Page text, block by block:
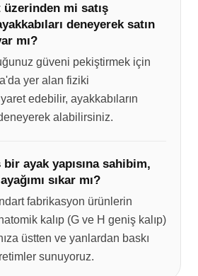
mi satış
deneyerek satın
mı?
güveni pekiştirmek için
yer alan fiziki
edebilir, ayakkabıların
alabilirsiniz.
bir ayak yapısına sahibim,
sıkar mı?
fabrikasyon ürünlerin
kalıp (G ve H geniş kalıp)
üstten ve yanlardan baskı
sunuyoruz.